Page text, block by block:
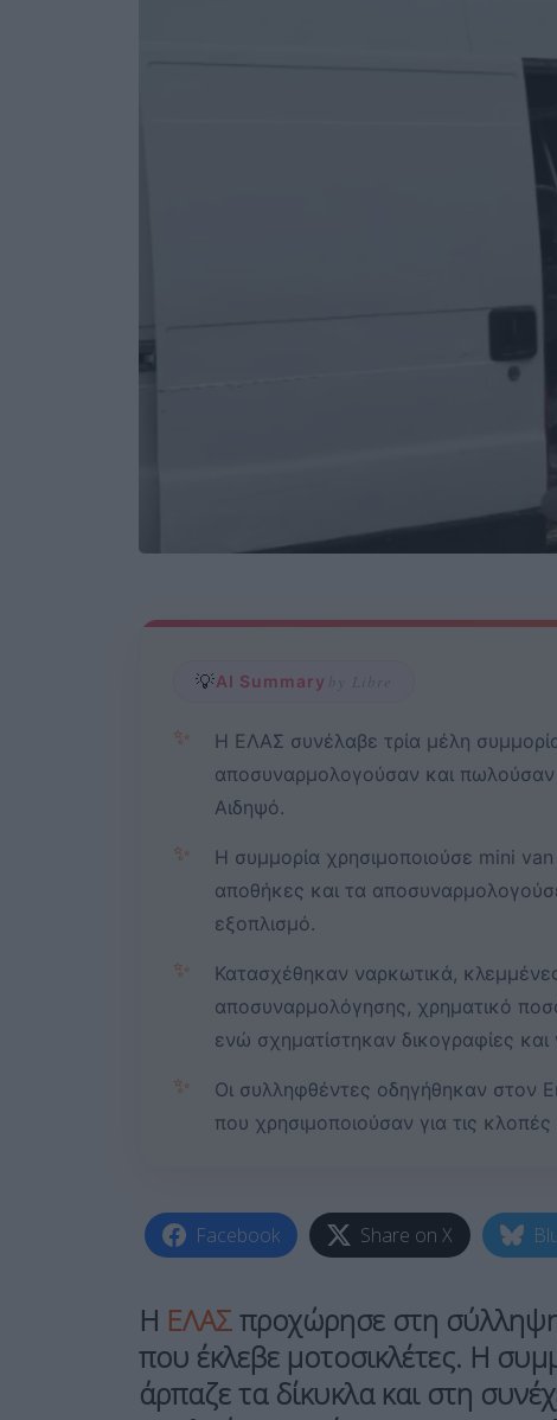
💡AI Summary by Libre
✨
Η ΕΛΑΣ συνέλαβε τρία μέλη
αποσυναρμολογούσαν και πωλούσαν
Αιδηψό.
✨
Η συμμορία χρησιμοποιούσε mini
αποθήκες και τα
εξοπλισμό.
✨
Κατασχέθηκαν ναρκωτικά,
αποσυναρμολόγησης, χρηματικό
ενώ σχηματίστηκαν δικογραφίες
✨
Οι συλληφθέντες οδηγήθηκαν στον
που χρησιμοποιούσαν για τις κλοπές
Facebook Share on X
Η ΕΛΑΣπροχώρησε στη
που έκλεβε μοτοσικλέτες. Η
άρπαζε τα δίκυκλα και στη